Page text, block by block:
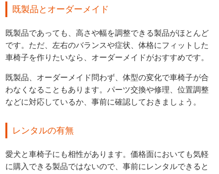
既製品とオーダーメイド
既製品であっても、高さや幅を調整できる製品がほとんど
です。ただ、左右のバランスや症状、体格にフィットした
車椅子を作りたいなら、オーダーメイドがおすすめです。
既製品、オーダーメイド問わず、体型の変化で車椅子が合
わなくなることもあります。パーツ交換や修理、位置調整
などに対応しているか、事前に確認しておきましょう。
レンタルの有無
愛犬と車椅子にも相性があります。価格面においても気軽
に購入できる製品ではないので、事前にレンタルできると